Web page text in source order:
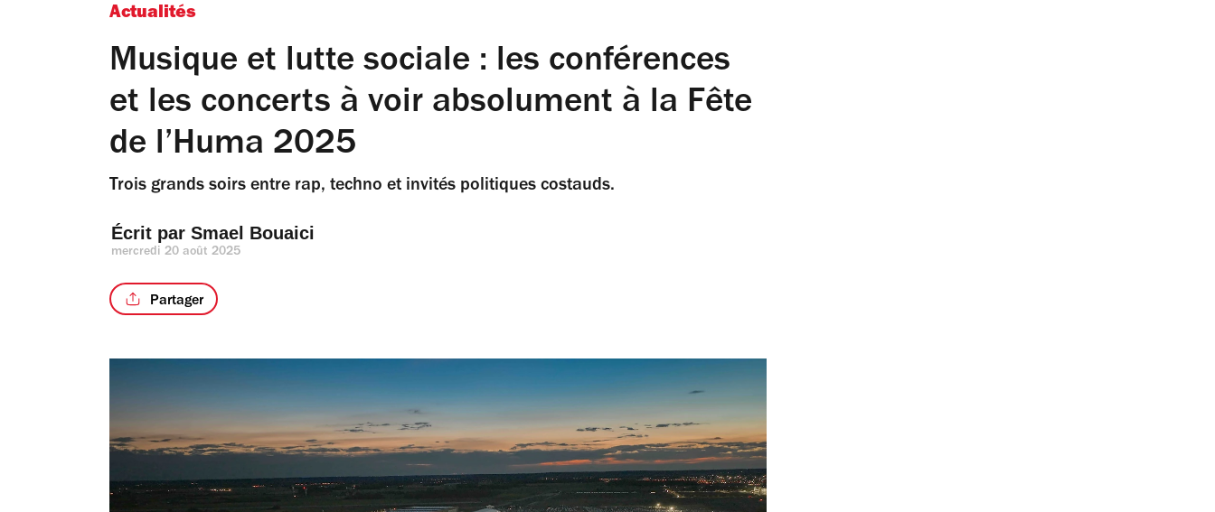
Actualités
Musique et lutte sociale : les conférences
et les concerts à voir absolument à la Fête
de l’Huma 2025
Trois grands soirs entre rap, techno et invités politiques costauds.
Écrit par Smael Bouaici
mercredi 20 août 2025
Partager